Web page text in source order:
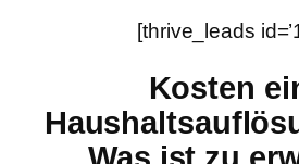
[thrive_leads
Kosten